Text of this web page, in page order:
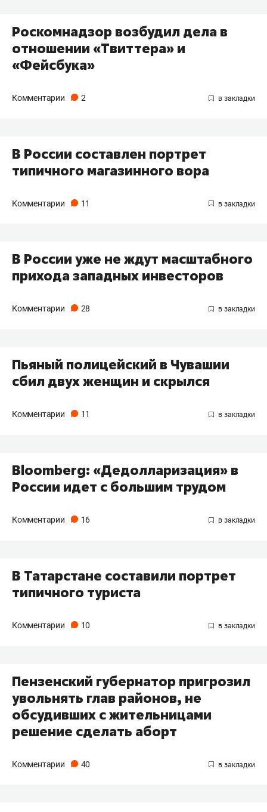
Роскомнадзор возбудил дела в
отношении «Твиттера» и
«Фейсбука»
Комментарии 2
В России составлен портрет
типичного магазинного вора
Комментарии 11
В России уже не ждут масштабного
прихода западных инвесторов
Комментарии 28
​Пьяный полицейский в Чувашии
сбил двух женщин и скрылся
Комментарии 11
Bloomberg: «Дедолларизация» в
России идет с большим трудом
Комментарии 16
В Татарстане составили портрет
типичного туриста
Комментарии 10
Пензенский губернатор пригрозил
увольнять глав районов, не
обсудивших с жительницами
решение сделать аборт
Комментарии 40